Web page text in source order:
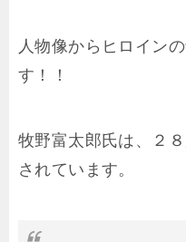
人物像からヒロイン
す！！
牧野富太郎氏は、２
されています。